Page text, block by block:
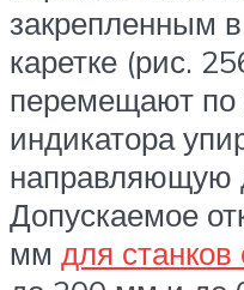
закрепленным
каретке (рис.
перемещают по
индикатора
направляющую
Допускаемое
мм для станков